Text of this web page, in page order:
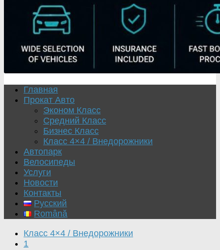
Главная
Прокат Авто
Эконом Класс
Средний Класс
Бизнес Класс
Класс 4×4 / Внедорожники
Автопарк
Велосипеды
Услуги
Новости
Контакты
Русский
Română
Класс 4×4 / Внедорожники
1